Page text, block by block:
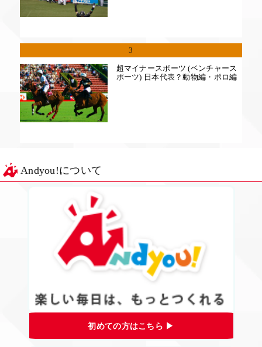
3
超マイナースポーツ (ベンチャース
ポーツ) 日本代表？動物編・ポロ編
Andyou!について
初めての方はこちら ▶︎